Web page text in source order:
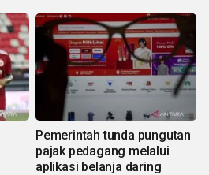
Pemerintah tunda pungutan
pajak pedagang melalui
aplikasi belanja daring